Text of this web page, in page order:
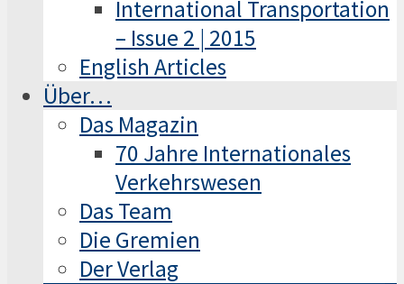
International Transportation
– Issue 2 | 2015
English Articles
Über…
Das Magazin
70 Jahre Internationales
Verkehrswesen
Das Team
Die Gremien
Der Verlag